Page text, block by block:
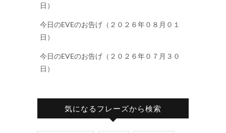
日）
今日のEVEのお告げ（２０２６年０８月０１
日）
今日のEVEのお告げ（２０２６年０７月３０
日）
気になるフレーズから検索